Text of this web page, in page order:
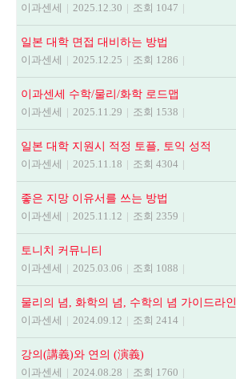
이과센세 | 2025.12.30 | 조회 1047 |
일본 대학 면접 대비하는 방법
이과센세 | 2025.12.25 | 조회 1286 |
이과센세 수학/물리/화학 로드맵
이과센세 | 2025.11.29 | 조회 1538 |
일본 대학 지원시 적정 토플, 토익 성적
이과센세 | 2025.11.18 | 조회 4304 |
좋은 지망 이유서를 쓰는 방법
이과센세 | 2025.11.12 | 조회 2359 |
토니치 커뮤니티
이과센세 | 2025.03.06 | 조회 1088 |
물리의 념, 화학의 념, 수학의 념 가이드라인
이과센세 | 2024.09.12 | 조회 2414 |
강의(講義)와 연의 (演義)
이과센세 | 2024.08.28 | 조회 1760 |